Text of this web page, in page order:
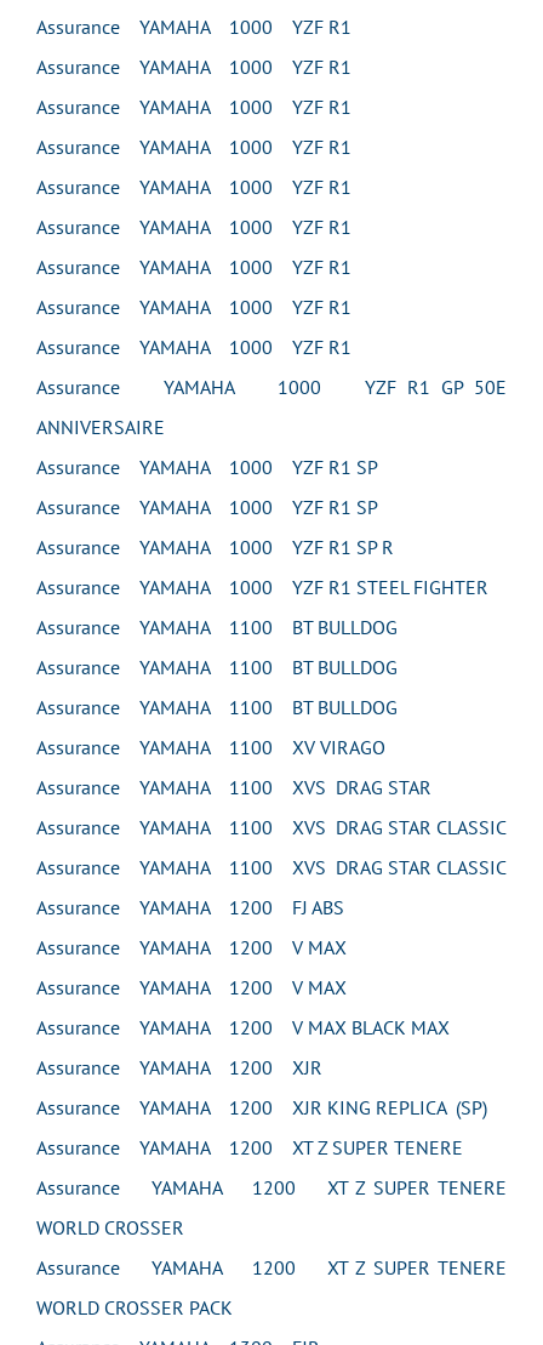
Assurance YAMAHA 1000 YZF R1
Assurance YAMAHA 1000 YZF R1
Assurance YAMAHA 1000 YZF R1
Assurance YAMAHA 1000 YZF R1
Assurance YAMAHA 1000 YZF R1
Assurance YAMAHA 1000 YZF R1
Assurance YAMAHA 1000 YZF R1
Assurance YAMAHA 1000 YZF R1
Assurance YAMAHA 1000 YZF R1
Assurance YAMAHA 1000 YZF R1 GP 50E
ANNIVERSAIRE
Assurance YAMAHA 1000 YZF R1 SP
Assurance YAMAHA 1000 YZF R1 SP
Assurance YAMAHA 1000 YZF R1 SP R
Assurance YAMAHA 1000 YZF R1 STEEL FIGHTER
Assurance YAMAHA 1100 BT BULLDOG
Assurance YAMAHA 1100 BT BULLDOG
Assurance YAMAHA 1100 BT BULLDOG
Assurance YAMAHA 1100 XV VIRAGO
Assurance YAMAHA 1100 XVS DRAG STAR
Assurance YAMAHA 1100 XVS DRAG STAR CLASSIC
Assurance YAMAHA 1100 XVS DRAG STAR CLASSIC
Assurance YAMAHA 1200 FJ ABS
Assurance YAMAHA 1200 V MAX
Assurance YAMAHA 1200 V MAX
Assurance YAMAHA 1200 V MAX BLACK MAX
Assurance YAMAHA 1200 XJR
Assurance YAMAHA 1200 XJR KING REPLICA (SP)
Assurance YAMAHA 1200 XT Z SUPER TENERE
Assurance YAMAHA 1200 XT Z SUPER TENERE
WORLD CROSSER
Assurance YAMAHA 1200 XT Z SUPER TENERE
WORLD CROSSER PACK